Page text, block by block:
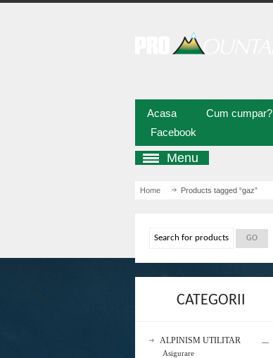
Acasa Cum cumpar?
Facebook
Menu
Home / Products tagged “gaz”
CATEGORII
ALPINISM UTILITAR
Asigurare